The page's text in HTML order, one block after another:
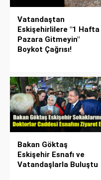
Vatandaştan
Eskişehirlilere "1 Hafta
Pazara Gitmeyin"
Boykot Çağrısı!
Bakan Göktaş
Eskişehir Esnafı ve
Vatandaşlarla Buluştu